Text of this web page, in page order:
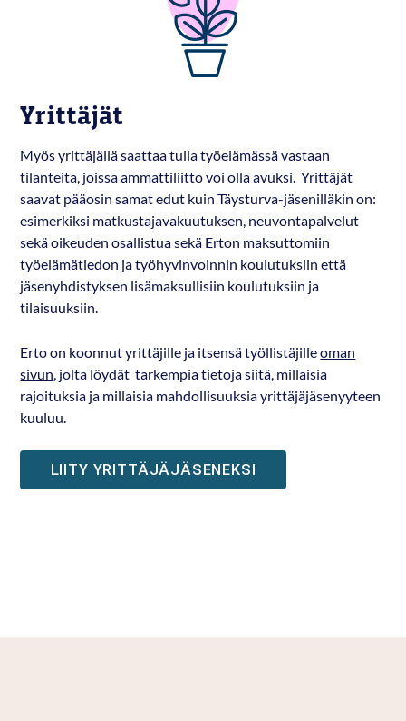
Yrittäjät
Myös yrittäjällä saattaa tulla työelämässä vastaan
tilanteita, joissa ammattiliitto voi olla avuksi. Yrittäjät
saavat pääosin samat edut kuin Täysturva-jäsenilläkin on:
esimerkiksi matkustajavakuutuksen, neuvontapalvelut
sekä oikeuden osallistua sekä Erton maksuttomiin
työelämätiedon ja työhyvinvoinnin koulutuksiin että
jäsenyhdistyksen lisämaksullisiin koulutuksiin ja
tilaisuuksiin.
Erto on koonnut yrittäjille ja itsensä työllistäjilleoman
sivun, jolta löydät tarkempia tietoja siitä, millaisia
rajoituksia ja millaisia mahdollisuuksia yrittäjäjäsenyyteen
kuuluu.
LIITY YRITTÄJÄJÄSENEKSI